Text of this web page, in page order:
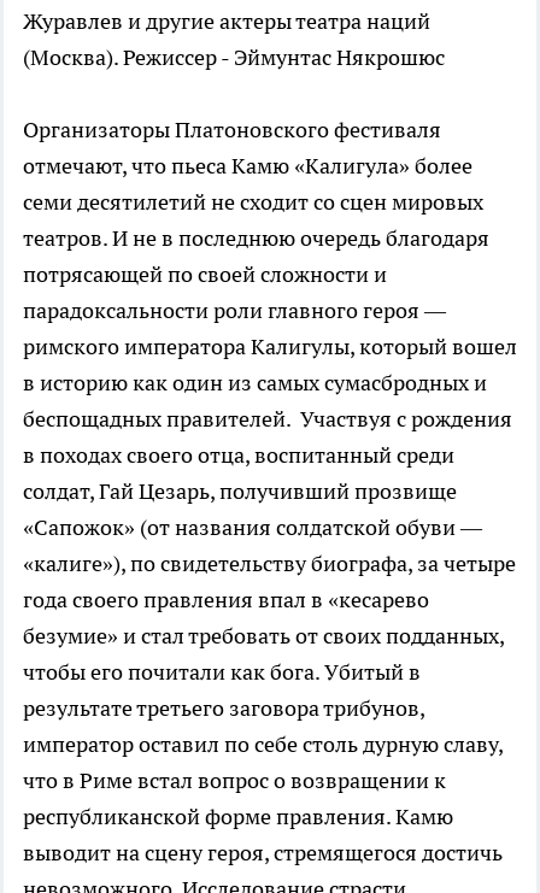
Журавлев и другие актеры театра наций
(Москва). Режиссер - Эймунтас Някрошюс
Организаторы Платоновского фестиваля
отмечают, что пьеса Камю «Калигула» более
семи десятилетий не сходит со сцен мировых
театров. И не в последнюю очередь благодаря
потрясающей по своей сложности и
парадоксальности роли главного героя —
римского императора Калигулы, который вошел
в историю как один из самых сумасбродных и
беспощадных правителей. Участвуя с рождения
в походах своего отца, воспитанный среди
солдат, Гай Цезарь, получивший прозвище
«Сапожок» (от названия солдатской обуви —
«калиге»), по свидетельству биографа, за четыре
года своего правления впал в «кесарево
безумие» и стал требовать от своих подданных,
чтобы его почитали как бога. Убитый в
результате третьего заговора трибунов,
император оставил по себе столь дурную славу,
что в Риме встал вопрос о возвращении к
республиканской форме правления. Камю
выводит на сцену героя, стремящегося достичь